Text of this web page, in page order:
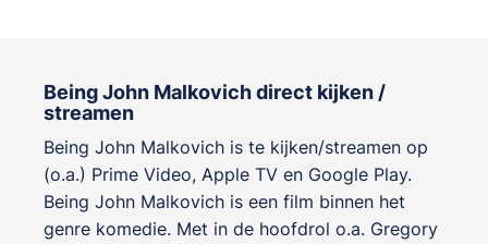
Being John Malkovich direct kijken /
streamen
Being John Malkovich is te kijken/streamen op
(o.a.) Prime Video, Apple TV en Google Play.
Being John Malkovich is een film binnen het
genre komedie. Met in de hoofdrol o.a. Gregory